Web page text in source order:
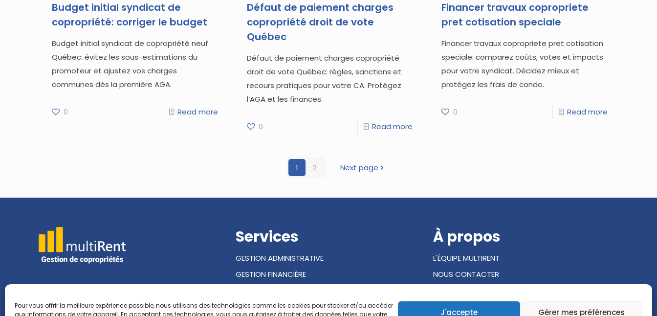
Pour vous offrir la meilleure expérience possible, nous utilisons des technologies comme les cookies pour stocker et/ou accéder
aux informations de votre appareil. En acceptant ces technologies, vous nous autorisez à traiter des données telles que votre
J'accepte Gérer mes préférences
Budget initial syndicat de
copropriété: corriger le budget
Budget initial syndicat de copropriété neuf
Québec: évitez les sous-estimations du
promoteur et ajustez vos charges
communes dès la première AGA.
0 Read more
Défaut de paiement charges
copropriété droit de vote
Québec
Défaut de paiement charges copropriété
droit de vote Québec: règles, sanctions et
recours pratiques pour votre CA. Protégez
l’AGA et les finances.
0 Read more
Financer travaux copropriete
pret cotisation speciale
Financer travaux copropriete pret cotisation
speciale: comparez coûts, votes et impacts
pour votre syndicat. Décidez mieux et
protégez les frais de condo.
0 Read more
1 2 Next page
Services
GESTION ADMINISTRATIVE
GESTION FINANCIÈRE
À propos
L'ÉQUIPE MULTIRENT
NOUS CONTACTER
Ressources